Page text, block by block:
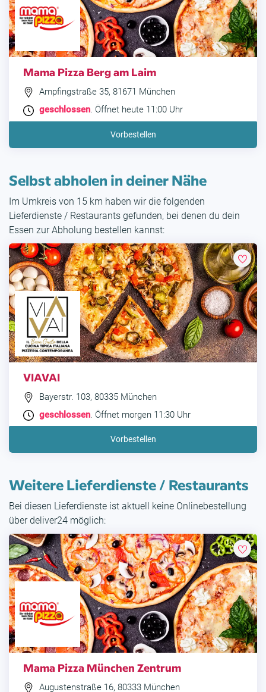
Mama Pizza Berg am Laim
Ampfingstraße 35, 81671 München
geschlossen. Öffnet heute 11:00 Uhr
Vorbestellen
Selbst abholen in deiner Nähe
Im Umkreis von 15 km haben wir die folgenden
Lieferdienste / Restaurants gefunden, bei denen du dein
Essen zur Abholung bestellen kannst:
VIAVAI
Bayerstr. 103, 80335 München
geschlossen . Öffnet morgen 11:30 Uhr
Vorbestellen
Weitere Lieferdienste / Restaurants
Bei diesen Lieferdienste ist aktuell keine Onlinebestellung
über deliver24 möglich:
Mama Pizza München Zentrum
Augustenstraße 16, 80333 München